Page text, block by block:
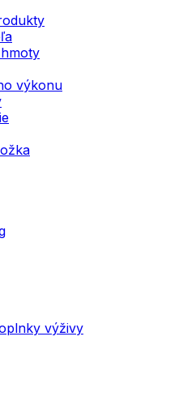
výkonu
výživy